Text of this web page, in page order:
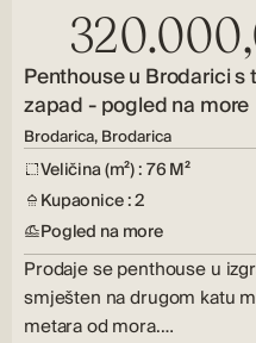
Penthouse u Brodarici
zapad - pogled na more
Brodarica, Brodarica
Veličina (m²) : 76 M²
Kupaonice : 2
Pogled na more
Prodaje se penthouse u
smješten na drugom katu
metara od mora.…